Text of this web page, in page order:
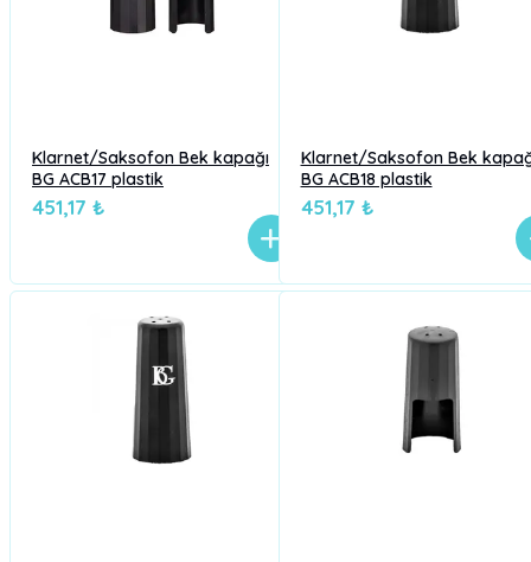
Klarnet/Saksofon Bek kapağı
BG ACB17 plastik
451,17 ₺
Klarnet/Saksofon Bek
BG ACB18 plastik
451,17 ₺